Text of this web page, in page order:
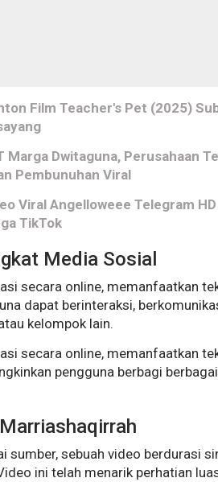
Film Teacher's Pet (2025)
Marga Dwitaguna, Perusahaan
Pembunuhan Viral
Viral Angelloweee Telegram
TikTok
Media Sosial
secara online, memanfaatkan
dapat berinteraksi,
kelompok lain.
secara online, memanfaatkan
pengguna berbagi
sumber, sebuah video berdurasi
ini telah menarik perhatian